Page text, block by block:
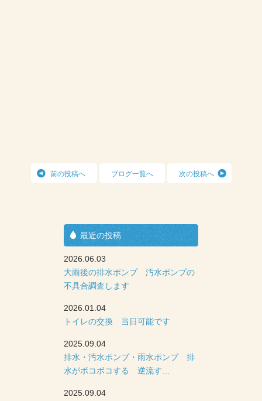
前の投稿へ ブログ一覧へ 次の投稿へ
最近の投稿
2026.06.03
大雨後の排水ポンプ 汚水ポンプの
不具合調査します
2026.01.04
トイレの交換 当日可能です
2025.09.04
排水・汚水ポンプ・雨水ポンプ 排
水がボコボコする 逆流す…
2025.09.04